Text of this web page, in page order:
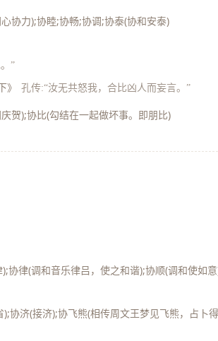
协力);协睦;协畅;协调;协泰(协和安泰)
”
》 孔传:“汝无共怒我，合比凶人而妄言。”
贺);协比(勾结在一起做坏事。即朋比)
协律(调和音乐律吕，使之和谐);协顺(调和使如
协济(接济);协飞熊(相传周文王梦见飞熊，占卜